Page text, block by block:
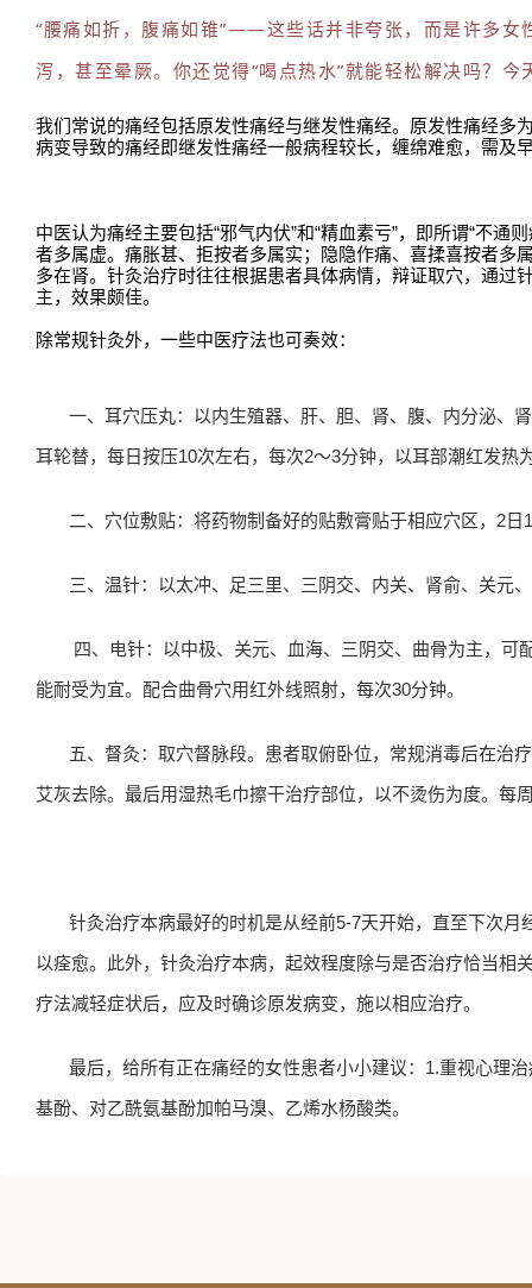
“腰痛如折，腹痛如锥”——这些话并非夸张，而是许多女
泻，甚至晕厥。你还觉得“喝点热水”就能轻松解决吗？ 今
我们常说的痛经包括原发性痛经与继发性痛经。原发性痛经多
病变导致的痛经即继发性痛经一般病程较长，缠绵难愈，需及
中医认为痛经主要包括“邪气内伏”和“精血素亏”，即所谓“不
者多属虚。痛胀甚、拒按者多属实；隐隐作痛、喜揉喜按者多
多在肾。针灸治疗时往往根据患者具体病情，辩证取穴，通
主，效果颇佳。
除常规针灸外，一些中医疗法也可奏效：
一、耳穴压丸：以内生殖器、肝、胆、肾、腹、内分泌、
耳轮替，每日按压10次左右，每次2～3分钟，以耳部潮红发热
二、穴位敷贴：将药物制备好的贴敷膏贴于相应穴区，2
三、温针：以太冲、足三里、三阴交、内关、肾俞、关元
四、电针：以中极、关元、血海、三阴交、曲骨为主，
能耐受为宜。配合曲骨穴用红外线照射，每次30分钟。
五、督灸：取穴督脉段。患者取俯卧位，常规消毒后在治
艾灰去除。最后用湿热毛巾擦干治疗部位，以不烫伤为度。每
针灸治疗本病最好的时机是从经前5-7天开始，直至下次
以痊愈。此外，针灸治疗本病，起效程度除与是否治疗恰当
疗法减轻症状后，应及时确诊原发病变，施以相应治疗。
最后，给所有正在痛经的女性患者小小建议：1.重视心理
基酚、对乙酰氨基酚加帕马溴、乙烯水杨酸类。